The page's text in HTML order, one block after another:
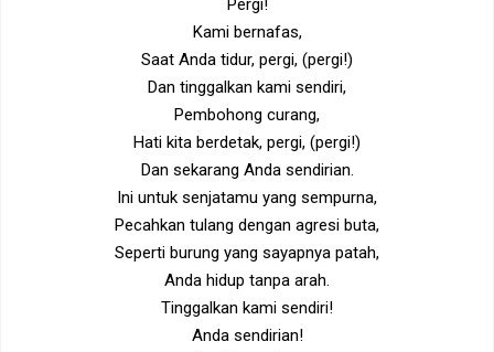
Pergi!
Kami bernafas,
Saat Anda tidur, pergi, (pergi!)
Dan tinggalkan kami sendiri,
Pembohong curang,
Hati kita berdetak, pergi, (pergi!)
Dan sekarang Anda sendirian.
Ini untuk senjatamu yang sempurna,
Pecahkan tulang dengan agresi buta,
Seperti burung yang sayapnya patah,
Anda hidup tanpa arah.
Tinggalkan kami sendiri!
Anda sendirian!